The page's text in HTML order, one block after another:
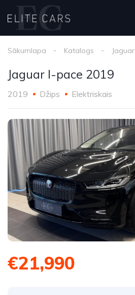
Sākumlapa Katalogs Jaguar
Jaguar I-pace 2019
2019 Džips Elektriskais
€21,990